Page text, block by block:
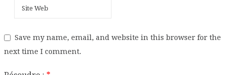
Save my name, email, and website in this browser for the
next time I comment.